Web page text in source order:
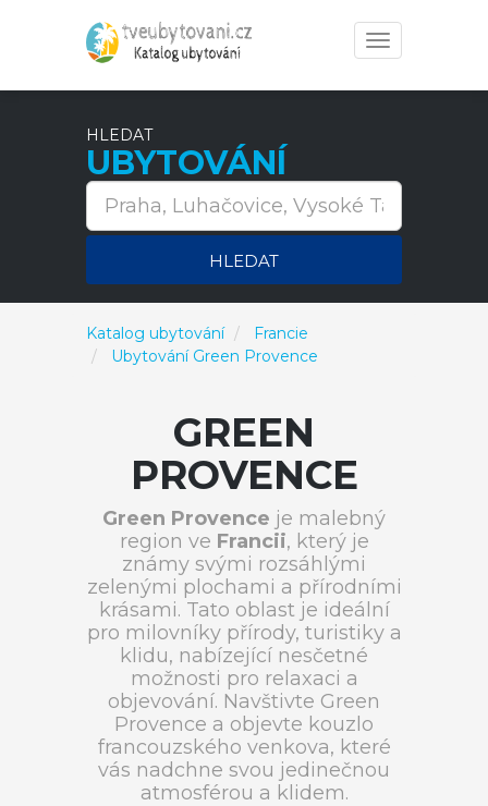
Toggle
navigation
HLEDAT
UBYTOVÁNÍ
HLEDAT
Katalog ubytování
Francie
Ubytování Green Provence
GREEN
PROVENCE
Green Provence je malebný
region ve Francii, který je
známy svými rozsáhlými
zelenými plochami a přírodními
krásami. Tato oblast je ideální
pro milovníky přírody, turistiky a
klidu, nabízející nesčetné
možnosti pro relaxaci a
objevování. Navštivte Green
Provence a objevte kouzlo
francouzského venkova, které
vás nadchne svou jedinečnou
atmosférou a klidem.